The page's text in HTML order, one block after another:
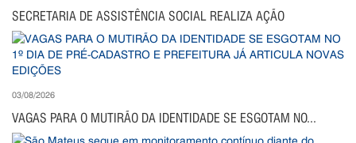
SECRETARIA DE ASSISTÊNCIA SOCIAL REALIZA AÇÃO
03/08/2026
VAGAS PARA O MUTIRÃO DA IDENTIDADE SE ESGOTAM NO...